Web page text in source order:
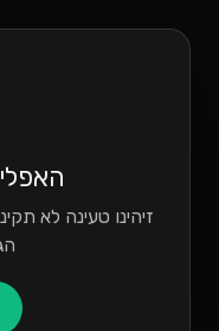
זיהינו טעינה לא